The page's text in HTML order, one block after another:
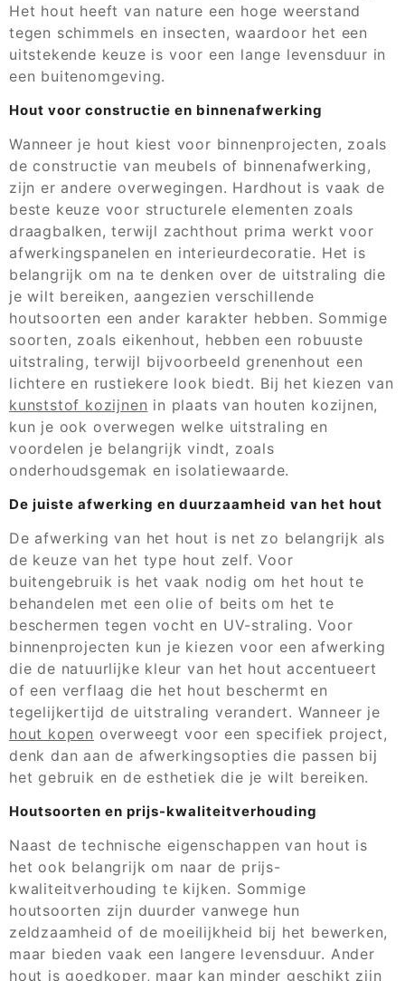
Het hout heeft van nature een hoge weerstand
tegen schimmels en insecten, waardoor het een
uitstekende keuze is voor een lange levensduur in
een buitenomgeving.
Hout voor constructie en binnenafwerking
Wanneer je hout kiest voor binnenprojecten, zoals
de constructie van meubels of binnenafwerking,
zijn er andere overwegingen. Hardhout is vaak de
beste keuze voor structurele elementen zoals
draagbalken, terwijl zachthout prima werkt voor
afwerkingspanelen en interieurdecoratie. Het is
belangrijk om na te denken over de uitstraling die
je wilt bereiken, aangezien verschillende
houtsoorten een ander karakter hebben. Sommige
soorten, zoals eikenhout, hebben een robuuste
uitstraling, terwijl bijvoorbeeld grenenhout een
lichtere en rustiekere look biedt. Bij het kiezen van
kunststof kozijnen in plaats van houten kozijnen,
kun je ook overwegen welke uitstraling en
voordelen je belangrijk vindt, zoals
onderhoudsgemak en isolatiewaarde.
De juiste afwerking en duurzaamheid van het hout
De afwerking van het hout is net zo belangrijk als
de keuze van het type hout zelf. Voor
buitengebruik is het vaak nodig om het hout te
behandelen met een olie of beits om het te
beschermen tegen vocht en UV-straling. Voor
binnenprojecten kun je kiezen voor een afwerking
die de natuurlijke kleur van het hout accentueert
of een verflaag die het hout beschermt en
tegelijkertijd de uitstraling verandert. Wanneer je
hout kopen overweegt voor een specifiek project,
denk dan aan de afwerkingsopties die passen bij
het gebruik en de esthetiek die je wilt bereiken.
Houtsoorten en prijs-kwaliteitverhouding
Naast de technische eigenschappen van hout is
het ook belangrijk om naar de prijs-
kwaliteitverhouding te kijken. Sommige
houtsoorten zijn duurder vanwege hun
zeldzaamheid of de moeilijkheid bij het bewerken,
maar bieden vaak een langere levensduur. Ander
hout is goedkoper, maar kan minder geschikt zijn